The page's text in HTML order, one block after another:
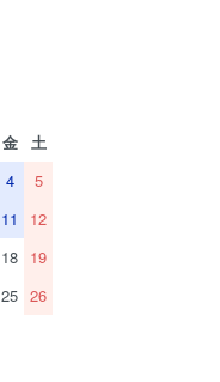
金
土
4
5
11
12
18 19
25 26